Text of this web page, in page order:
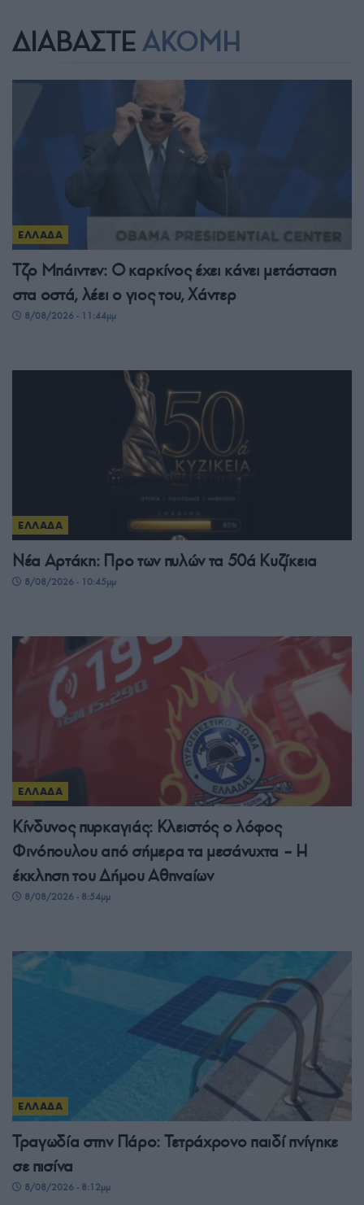
ΔΙΑΒΑΣΤΕ ΑΚΟΜΗ
ΕΛΛΑΔΑ
Τζο Μπάιντεν: Ο καρκίνος έχει κάνει μετάσταση
στα οστά, λέει ο γιος του, Χάντερ
8/08/2026 - 11:44μμ
ΕΛΛΑΔΑ
Νέα Αρτάκη: Προ των πυλών τα 50ά Κυζίκεια
8/08/2026 - 10:45μμ
ΕΛΛΑΔΑ
Κίνδυνος πυρκαγιάς: Κλειστός ο λόφος
Φινόπουλου από σήμερα τα μεσάνυχτα – Η
έκκληση του Δήμου Αθηναίων
8/08/2026 - 8:54μμ
ΕΛΛΑΔΑ
Τραγωδία στην Πάρο: Τετράχρονο παιδί πνίγηκε
σε πισίνα
8/08/2026 - 8:12μμ